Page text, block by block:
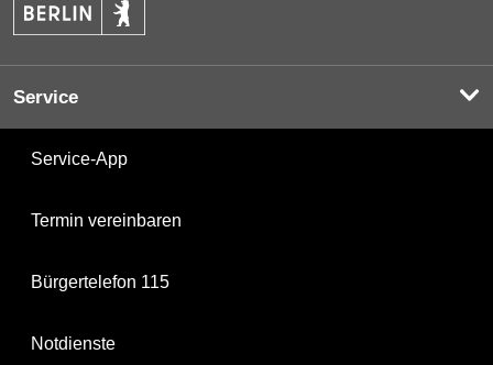
Service
Service-App
Termin vereinbaren
Bürgertelefon 115
Notdienste